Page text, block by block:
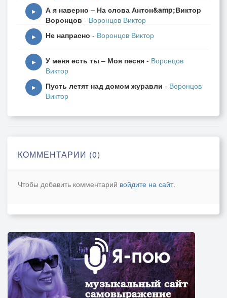
▶
А я наверно – На слова Антон&amp;Виктор
Воронцов - Воронцов Виктор
▶ Не напрасно - Воронцов Виктор
▶ У меня есть ты – Моя песня - Воронцов
Виктор
▶ Пусть летят над домом журавли - Воронцов
Виктор
КОММЕНТАРИИ (0)
Чтобы добавить комментарий войдите на сайт.